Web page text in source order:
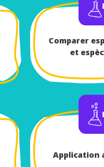
Comparer
et
Application